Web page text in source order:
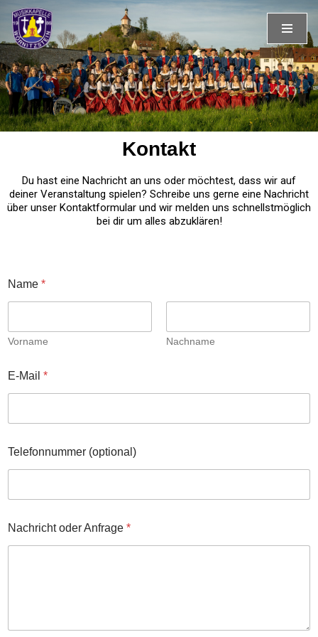
Zum
Inhalt
springen
Kontakt
Du hast eine Nachricht an uns oder möchtest, dass wir auf
deiner Veranstaltung spielen? Schreibe uns gerne eine Nachricht
über unser Kontaktformular und wir melden uns schnellstmöglich
bei dir um alles abzuklären!
Name *
Vorname Nachname
E-Mail *
Telefonnummer (optional)
Nachricht oder Anfrage *